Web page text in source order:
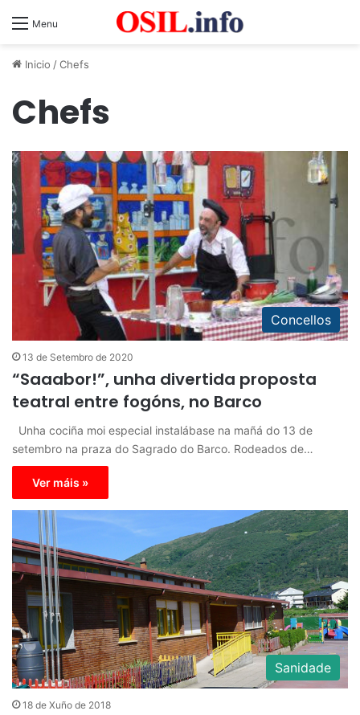
Menu
Inicio /Chefs
Chefs
Concellos
13 de Setembro de 2020
“Saaabor!”, unha divertida proposta
teatral entre fogóns, no Barco
Unha cociña moi especial instalábase na mañá do 13 de
setembro na praza do Sagrado do Barco. Rodeados de…
Ver máis »
Sanidade
18 de Xuño de 2018